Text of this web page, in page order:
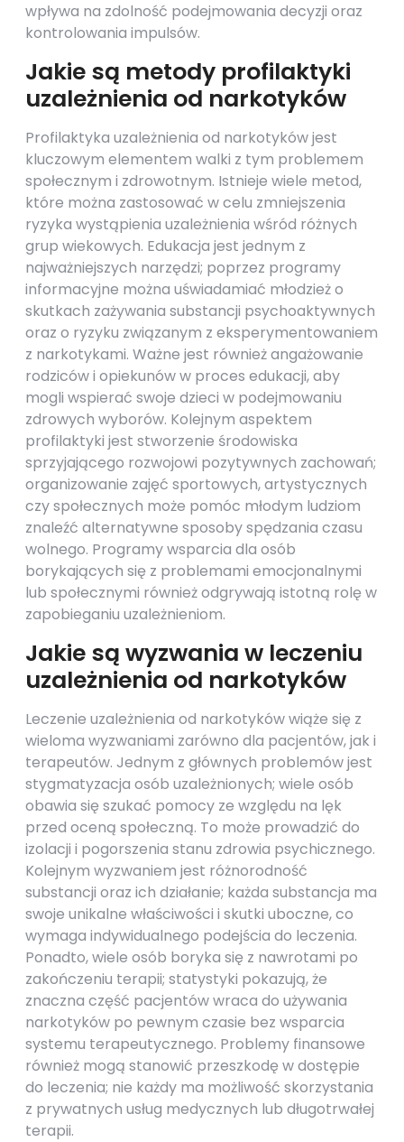
wpływa na zdolność podejmowania decyzji oraz
kontrolowania impulsów.
Jakie są metody profilaktyki
uzależnienia od narkotyków
Profilaktyka uzależnienia od narkotyków jest
kluczowym elementem walki z tym problemem
społecznym i zdrowotnym. Istnieje wiele metod,
które można zastosować w celu zmniejszenia
ryzyka wystąpienia uzależnienia wśród różnych
grup wiekowych. Edukacja jest jednym z
najważniejszych narzędzi; poprzez programy
informacyjne można uświadamiać młodzież o
skutkach zażywania substancji psychoaktywnych
oraz o ryzyku związanym z eksperymentowaniem
z narkotykami. Ważne jest również angażowanie
rodziców i opiekunów w proces edukacji, aby
mogli wspierać swoje dzieci w podejmowaniu
zdrowych wyborów. Kolejnym aspektem
profilaktyki jest stworzenie środowiska
sprzyjającego rozwojowi pozytywnych zachowań;
organizowanie zajęć sportowych, artystycznych
czy społecznych może pomóc młodym ludziom
znaleźć alternatywne sposoby spędzania czasu
wolnego. Programy wsparcia dla osób
borykających się z problemami emocjonalnymi
lub społecznymi również odgrywają istotną rolę w
zapobieganiu uzależnieniom.
Jakie są wyzwania w leczeniu
uzależnienia od narkotyków
Leczenie uzależnienia od narkotyków wiąże się z
wieloma wyzwaniami zarówno dla pacjentów, jak i
terapeutów. Jednym z głównych problemów jest
stygmatyzacja osób uzależnionych; wiele osób
obawia się szukać pomocy ze względu na lęk
przed oceną społeczną. To może prowadzić do
izolacji i pogorszenia stanu zdrowia psychicznego.
Kolejnym wyzwaniem jest różnorodność
substancji oraz ich działanie; każda substancja ma
swoje unikalne właściwości i skutki uboczne, co
wymaga indywidualnego podejścia do leczenia.
Ponadto, wiele osób boryka się z nawrotami po
zakończeniu terapii; statystyki pokazują, że
znaczna część pacjentów wraca do używania
narkotyków po pewnym czasie bez wsparcia
systemu terapeutycznego. Problemy finansowe
również mogą stanowić przeszkodę w dostępie
do leczenia; nie każdy ma możliwość skorzystania
z prywatnych usług medycznych lub długotrwałej
terapii.